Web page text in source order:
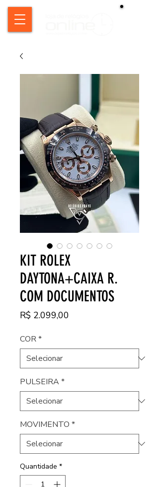
KIT ROLEX
DAYTONA+CAIXA R.
COM DOCUMENTOS
R$ 2.099,00
COR*
PULSEIRA*
MOVIMENTO *
Quantidade *